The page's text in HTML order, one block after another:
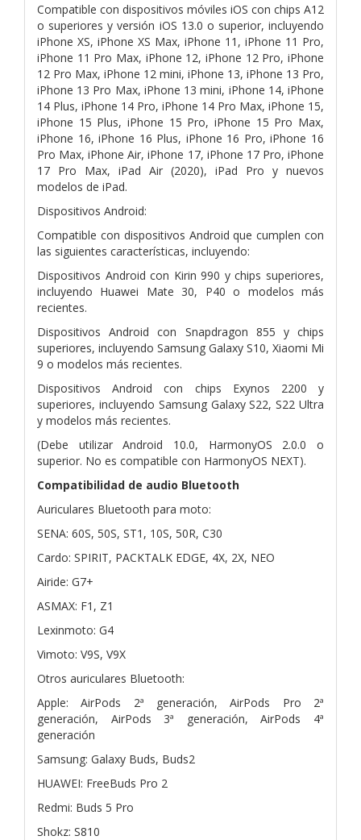
Compatible con dispositivos móviles iOS con chips A12
o superiores y versión iOS 13.0 o superior, incluyendo
iPhone XS, iPhone XS Max, iPhone 11, iPhone 11 Pro,
iPhone 11 Pro Max, iPhone 12, iPhone 12 Pro, iPhone
12 Pro Max, iPhone 12 mini, iPhone 13, iPhone 13 Pro,
iPhone 13 Pro Max, iPhone 13 mini, iPhone 14, iPhone
14 Plus, iPhone 14 Pro, iPhone 14 Pro Max, iPhone 15,
iPhone 15 Plus, iPhone 15 Pro, iPhone 15 Pro Max,
iPhone 16, iPhone 16 Plus, iPhone 16 Pro, iPhone 16
Pro Max, iPhone Air, iPhone 17, iPhone 17 Pro, iPhone
17 Pro Max, iPad Air (2020), iPad Pro y nuevos
modelos de iPad.
Dispositivos Android:
Compatible con dispositivos Android que cumplen con
las siguientes características, incluyendo:
Dispositivos Android con Kirin 990 y chips superiores,
incluyendo Huawei Mate 30, P40 o modelos más
recientes.
Dispositivos Android con Snapdragon 855 y chips
superiores, incluyendo Samsung Galaxy S10, Xiaomi Mi
9 o modelos más recientes.
Dispositivos Android con chips Exynos 2200 y
superiores, incluyendo Samsung Galaxy S22, S22 Ultra
y modelos más recientes.
(Debe utilizar Android 10.0, HarmonyOS 2.0.0 o
superior. No es compatible con HarmonyOS NEXT).
Compatibilidad de audio Bluetooth
Auriculares Bluetooth para moto:
SENA: 60S, 50S, ST1, 10S, 50R, C30
Cardo: SPIRIT, PACKTALK EDGE, 4X, 2X, NEO
Airide: G7+
ASMAX: F1, Z1
Lexinmoto: G4
Vimoto: V9S, V9X
Otros auriculares Bluetooth:
Apple: AirPods 2ª generación, AirPods Pro 2ª
generación, AirPods 3ª generación, AirPods 4ª
generación
Samsung: Galaxy Buds, Buds2
HUAWEI: FreeBuds Pro 2
Redmi: Buds 5 Pro
Shokz: S810